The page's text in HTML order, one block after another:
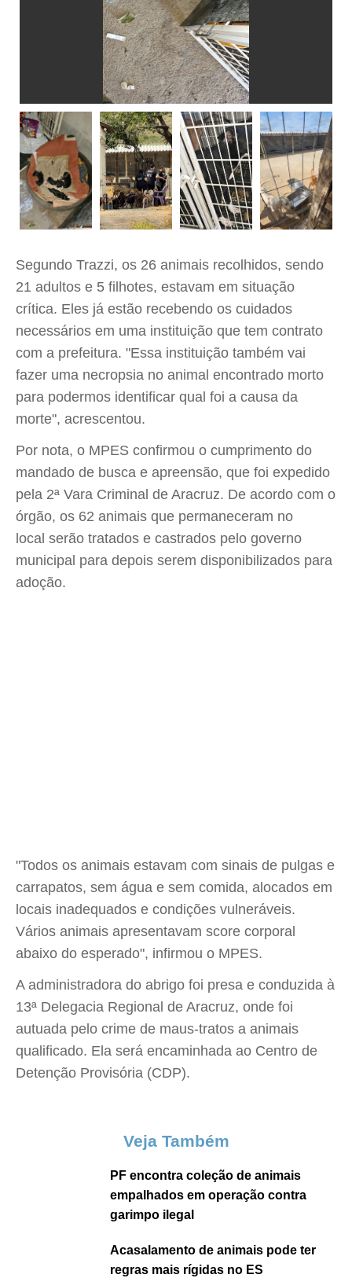
Segundo Trazzi, os 26 animais recolhidos, sendo
21 adultos e 5 filhotes, estavam em situação
crítica. Eles já estão recebendo os cuidados
necessários em uma instituição que tem contrato
com a prefeitura. "Essa instituição também vai
fazer uma necropsia no animal encontrado morto
para podermos identificar qual foi a causa da
morte", acrescentou.
Por nota, o MPES confirmou o cumprimento do
mandado de busca e apreensão, que foi expedido
pela 2ª Vara Criminal de Aracruz. De acordo com o
órgão, os 62 animais que permaneceram no
local serão tratados e castrados pelo governo
municipal para depois serem disponibilizados para
adoção.
"Todos os animais estavam com sinais de pulgas e
carrapatos, sem água e sem comida, alocados em
locais inadequados e condições vulneráveis.
Vários animais apresentavam score corporal
abaixo do esperado", infirmou o MPES.
A administradora do abrigo foi presa e conduzida à
13ª Delegacia Regional de Aracruz, onde foi
autuada pelo crime de maus-tratos a animais
qualificado. Ela será encaminhada ao Centro de
Detenção Provisória (CDP).
Veja Também
PF encontra coleção de animais
empalhados em operação contra
garimpo ilegal
Acasalamento de animais pode ter
regras mais rígidas no ES